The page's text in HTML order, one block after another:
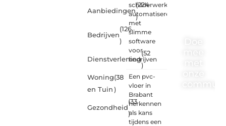
Aanbiedingen
(224
)
Bedrijven
(126
)
Dienstverlening
(52
)
Woning
en Tuin
(38
)
Gezondheid
(33
)
schilderwerk
automatiseren
met
slimme
software
voor
bedrijven
Een pvc-
vloer in
Brabant
herkennen
als kans
tijdens een